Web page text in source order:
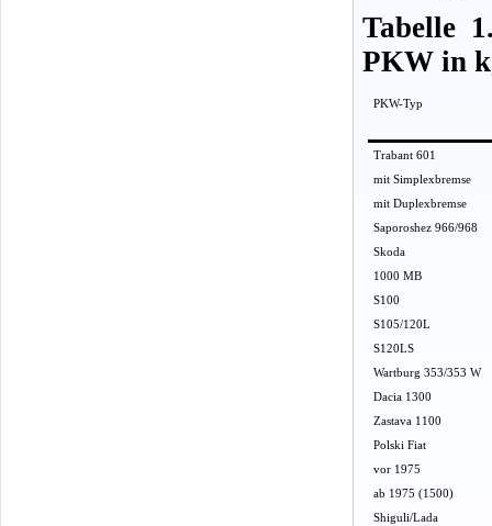
Tabelle
PKW in
PKW-Typ
Trabant 601
mit Simplexbremse
mit Duplexbremse
Saporoshez 966/968
Skoda
1000 MB
S100
S105/120L
S120LS
Wartburg 353/353 W
Dacia 1300
Zastava 1100
Polski Fiat
vor 1975
ab 1975 (1500)
Shiguli/Lada